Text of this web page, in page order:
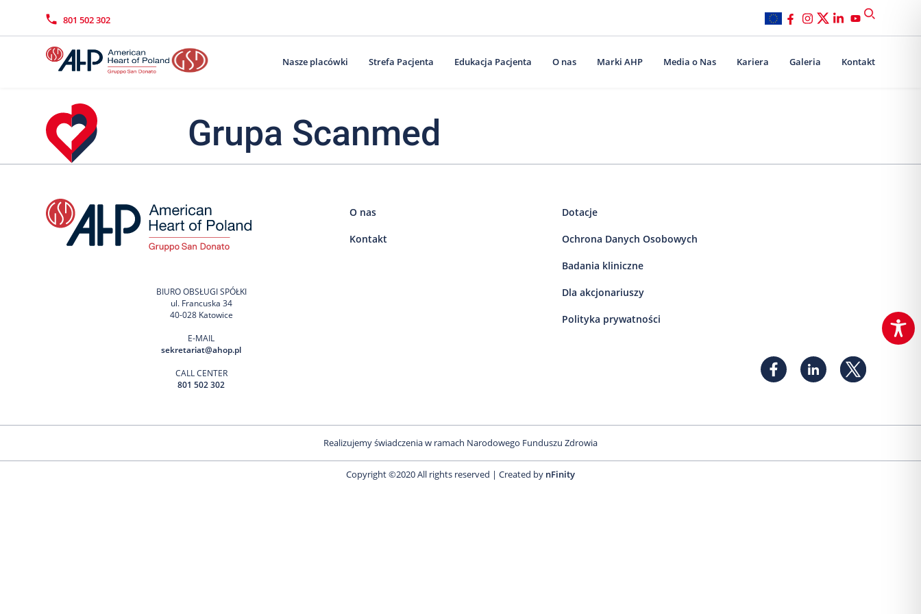
801 502 302
Nasze placówki Strefa Pacjenta Edukacja Pacjenta O nas Marki AHP Media o Nas Kariera Galeria Kontakt
Grupa Scanmed
BIURO OBSŁUGI SPÓŁKI
ul. Francuska 34
40-028 Katowice
E-MAIL
sekretariat@ahop.pl
CALL CENTER
801 502 302
O nas
Kontakt
Dotacje
Ochrona Danych Osobowych
Badania kliniczne
Dla akcjonariuszy
Polityka prywatności
Realizujemy świadczenia w ramach Narodowego Funduszu Zdrowia
Copyright ©2020 All rights reserved | Created by nFinity